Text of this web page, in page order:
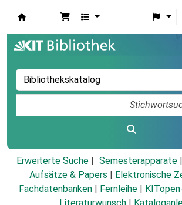
Erweiterte Suche Semesterapparate
Aufsätze & Papers
Elektronische
Fachdatenbanken
Fernleihe